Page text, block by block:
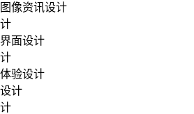
像资讯设计
面设计
验设计
计